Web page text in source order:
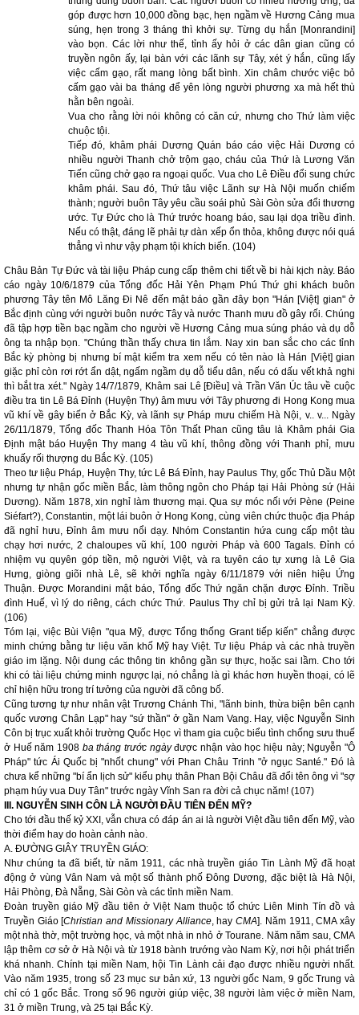
góp được hơn 10,000 đồng bạc, hẹn ngầm về Hương Cảng mua
súng, hẹn trong 3 tháng thì khởi sự. Từng dụ hắn [Monrandini]
vào bọn. Các lời như thế, tỉnh ấy hỏi ở các dân gian cũng có
truyền ngôn ấy, lại bàn với các lãnh sự Tây, xét ý hắn, cũng lấy
việc cấm gạo, rất mang lòng bất bình. Xin châm chước việc bỏ
cấm gạo vài ba tháng để yên lòng người phương xa mà hết thù
hằn bên ngoài.
Vua cho rằng lời nói không có căn cứ, nhưng cho Thứ làm việc
chuộc tội.
Tiếp đó, khâm phái Dương Quán báo cáo việc Hải Dương có
nhiều người Thanh chở trộm gạo, cháu của Thứ là Lương Văn
Tiến cũng chở gạo ra ngoại quốc. Vua cho Lê Điều đổi sung chức
khâm phái. Sau đó, Thứ tâu việc Lãnh sự Hà Nội muốn chiếm
thành; người buôn Tây yêu cầu soái phủ Sài Gòn sửa đổi thương
ước. Tự Đức cho là Thứ trước hoang báo, sau lại dọa triều đình.
Nếu có thật, đáng lẽ phải tự dàn xếp ổn thỏa, không được nói quá
thẳng vì như vậy phạm tội khích biến. (104)
Châu Bản Tự Đức và tài liệu Pháp cung cấp thêm chi tiết về bi hài kịch này. Báo
cáo ngày 10/6/1879 của Tổng đốc Hải Yên Phạm Phú Thứ ghi khách buôn
phương Tây tên Mô Lăng Đi Nê đến mật báo gần đây bọn "Hán [Việt] gian" ở
Bắc định cùng với người buôn nước Tây và nước Thanh mưu đồ gây rối. Chúng
đã tập hợp tiền bạc ngầm cho người về Hương Cảng mua súng pháo và dụ dỗ
ông ta nhập bọn. "Chúng thần thấy chưa tin lắm. Nay xin ban sắc cho các tỉnh
Bắc kỳ phòng bị nhưng bí mật kiểm tra xem nếu có tên nào là Hán [Việt] gian
giặc phỉ còn rơi rớt ẩn dật, ngấm ngầm dụ dỗ tiểu dân, nếu có dấu vết khả nghi
thì bắt tra xét." Ngày 14/7/1879, Khâm sai Lê [Điều] và Trần Văn Úc tâu về cuộc
điều tra tin Lê Bá Đỉnh (Huyện Thy) âm mưu với Tây phương đi Hong Kong mua
vũ khí về gây biến ở Bắc Kỳ, và lãnh sự Pháp mưu chiếm Hà Nội, v.. v... Ngày
26/11/1879, Tổng đốc Thanh Hóa Tôn Thất Phan cũng tâu là Khâm phái Gia
Định mật báo Huyện Thy mang 4 tàu vũ khí, thông đồng với Thanh phỉ, mưu
khuấy rối thượng du Bắc Kỳ. (105)
Theo tư liệu Pháp, Huyện Thy, tức Lê Bá Đỉnh, hay Paulus Thy, gốc Thủ Dầu Một
nhưng tự nhận gốc miền Bắc, làm thông ngôn cho Pháp tại Hải Phòng sứ (Hải
Dương). Năm 1878, xin nghỉ làm thương mại. Qua sự móc nối với Pène (Peine
Siéfart?), Constantin, một lái buôn ở Hong Kong, cùng viên chức thuộc địa Pháp
đã nghỉ hưu, Đỉnh âm mưu nổi dạy. Nhóm Constantin hứa cung cấp một tàu
chạy hơi nước, 2 chaloupes vũ khí, 100 người Pháp và 600 Tagals. Đỉnh có
nhiệm vụ quyên góp tiền, mộ người Việt, và ra tuyên cáo tự xưng là Lê Gia
Hưng, giòng giõi nhà Lê, sẽ khởi nghĩa ngày 6/11/1879 với niên hiệu Ứng
Thuận. Được Morandini mật báo, Tổng đốc Thứ ngăn chặn được Đỉnh. Triều
đình Huế, vì lý do riêng, cách chức Thứ. Paulus Thy chỉ bị gửi trả lại Nam Kỳ.
(106)
Tóm lại, việc Bùi Viện "qua Mỹ, được Tổng thống Grant tiếp kiến" chẳng được
minh chứng bằng tư liệu văn khố Mỹ hay Việt. Tư liệu Pháp và các nhà truyền
giáo im lặng. Nội dung các thông tin không gần sự thực, hoặc sai lầm. Cho tới
khi có tài liệu chứng minh ngược lại, nó chẳng là gì khác hơn huyền thoại, có lẽ
chỉ hiện hữu trong trí tưởng của người đã công bố.
Cũng tương tự như nhân vật Trương Chánh Thi, "lãnh binh, thừa biện bên cạnh
quốc vương Chân Lạp" hay "sứ thần" ở gần Nam Vang. Hay, việc Nguyễn Sinh
Côn bị trục xuất khỏi trường Quốc Học vì tham gia cuộc biểu tình chống sưu thuế
ở Huế năm 1908 ba tháng trước ngàyđược nhận vào học hiệu này; Nguyễn "Ô
Pháp" tức Ái Quốc bị "nhốt chung" với Phan Châu Trinh "ở ngục Santé." Đó là
chưa kể những "bí ẩn lịch sử" kiểu phụ thân Phan Bội Châu đã đổi tên ông vì "sợ
phạm húy vua Duy Tân" trước ngày Vĩnh San ra đời cả chục năm! (107)
III. NGUYỄN SINH CÔN LÀ NGƯỜI ĐẦU TIÊN ĐẾN MỸ?
Cho tới đầu thế kỷ XXI, vẫn chưa có đáp án ai là người Việt đầu tiên đến Mỹ, vào
thời điểm hay do hoàn cảnh nào.
A. ĐƯỜNG GIÂY TRUYỀN GIÁO:
Như chúng ta đã biết, từ năm 1911, các nhà truyền giáo Tin Lành Mỹ đã hoạt
động ở vùng Vân Nam và một số thành phố Đông Dương, đặc biệt là Hà Nội,
Hải Phòng, Đà Nẵng, Sài Gòn và các tỉnh miền Nam.
Đoàn truyền giáo Mỹ đầu tiên ở Việt Nam thuộc tổ chức Liên Minh Tín đồ và
Truyền Giáo [Christian and Missionary Alliance, hayCMA]. Năm 1911, CMA xây
một nhà thờ, một trường học, và một nhà in nhỏ ở Tourane. Năm năm sau, CMA
lập thêm cơ sở ở Hà Nội và từ 1918 bành trướng vào Nam Kỳ, nơi hội phát triển
khá nhanh. Chính tại miền Nam, hội Tin Lành cải đạo được nhiều người nhất.
Vào năm 1935, trong số 23 mục sư bản xứ, 13 người gốc Nam, 9 gốc Trung và
chỉ có 1 gốc Bắc. Trong số 96 người giúp việc, 38 người làm việc ở miền Nam,
31 ở miền Trung, và 25 tại Bắc Kỳ.